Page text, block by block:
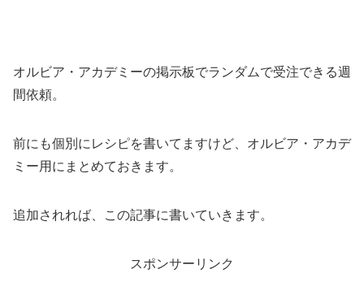
オルビア・アカデミーの掲示板でランダムで受注できる週
間依頼。
前にも個別にレシピを書いてますけど、オルビア・アカデ
ミー用にまとめておきます。
追加されれば、この記事に書いていきます。
スポンサーリンク